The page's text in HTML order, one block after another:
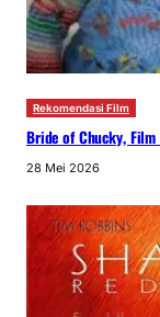
Rekomendasi Film
Bride of Chucky,
28 Mei 2026